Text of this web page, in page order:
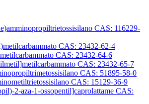
CAS: 116229-
CAS: 23432-62-4
CAS: 23432-64-6
CAS: 23432-65-7
CAS: 51895-58-0
CAS: 15129-36-9
2-aza-1-ossopentil]caprolattame CAS: